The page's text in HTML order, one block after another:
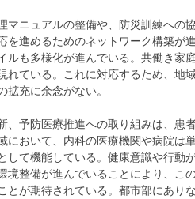
ニュアルの整備や、防災訓練への
進めるためのネットワーク構築が
も多様化が進んでいる。共働き家
ている。これに対応するため、地
充に余念がない。
予防医療推進への取り組みは、患
おいて、内科の医療機関や病院は
て機能している。健康意識や行動
整備が進んでいることにより、こ
が期待されている。都市部にあり